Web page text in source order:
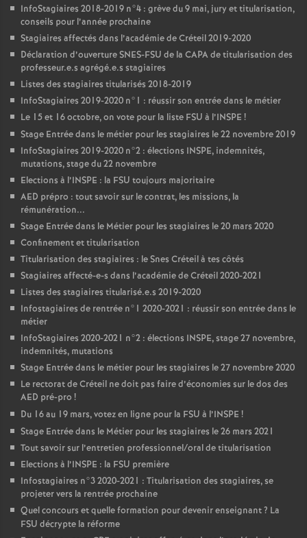
InfoStagiaires 2018-2019 n°4 : grève du 9 mai, jury et titularisation,
conseils pour l’année prochaine
Stagiaires affectés dans l’académie de Créteil 2019-2020
Déclaration d’ouvertureSNES-FSU de la CAPAde titularisation des
professeur.e.s agrégé.e.s stagiaires
Listes des stagiaires titularisés 2018-2019
InfoStagiaires 2019-2020 n°1 : réussir son entrée dans le métier
Le 15 et 16 octobre, on vote pour la liste FSU à l’INSPE !
Stage Entrée dans le métier pour les stagiaires le 22 novembre 2019
InfoStagiaires 2019-2020 n°2 : élections INSPE, indemnités,
mutations, stage du 22 novembre
Elections à l’INSPE : la FSU toujours majoritaire
AED prépro : tout savoir sur le contrat, les missions, la
rémunération...
Stage Entrée dans le Métier pour les stagiaires le 20 mars 2020
Confinement et titularisation
Titularisation des stagiaires : le Snes Créteil à tes côtés
Stagiaires affecté-e-s dans l’académie de Créteil 2020-2021
Listes des stagiaires titularisé.e.s 2019-2020
Infostagiaires de rentrée n°1 2020-2021 : réussir son entrée dans le
métier
InfoStagiaires 2020-2021 n°2 : élections INSPE, stage 27 novembre,
indemnités, mutations
Stage Entrée dans le métier pour les stagiaires le 27 novembre 2020
Le rectorat de Créteil ne doit pas faire d’économies sur le dos des
AED pré-pro !
Du 16 au 19 mars, votez en ligne pour la FSU à l’INSPE !
Stage Entrée dans le Métier pour les stagiaires le 26 mars 2021
Tout savoir sur l’entretien professionnel/oral de titularisation
Elections à l’INSPE : la FSU première
Infostagiaires n°3 2020-2021 : Titularisation des stagiaires, se
projeter vers la rentrée prochaine
Quel concours et quelle formation pour devenir enseignant? La
FSU décrypte la réforme